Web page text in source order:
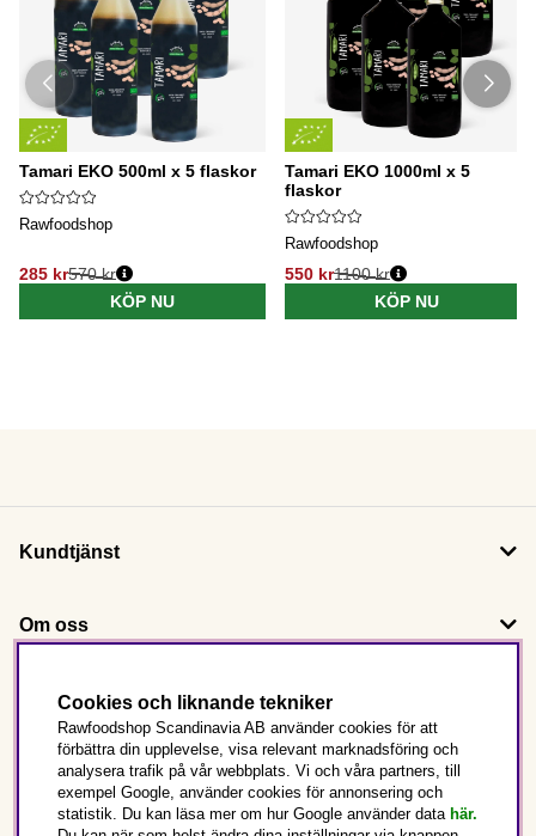
Tamari EKO 500ml x 5 flaskor
Rawfoodshop
285 kr570 kr
KÖP NU
Tamari EKO 1000ml x 5
flaskor
Rawfoodshop
550 kr1100 kr
KÖP NU
Kundtjänst
Om oss
Följ oss
Det här är Rawfoodshop
Sverige
Cookies och liknande tekniker
Rawfoodshop Scandinavia AB använder cookies för att
förbättra din upplevelse, visa relevant marknadsföring och
analysera trafik på vår webbplats. Vi och våra partners, till
exempel Google, använder cookies för annonsering och
statistik. Du kan läsa mer om hur Google använder data här.